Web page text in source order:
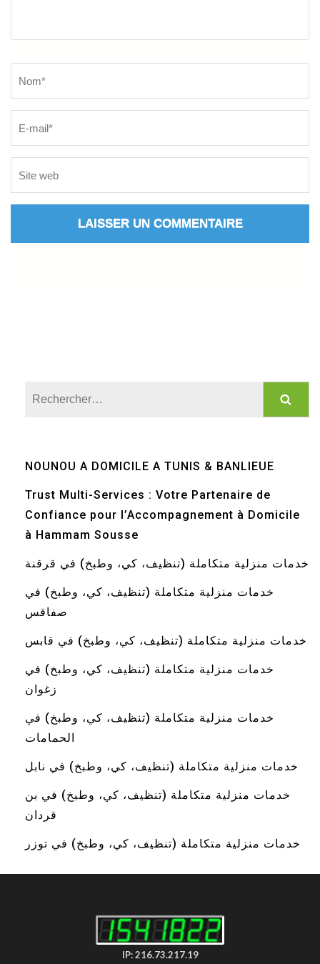
NOUNOU A DOMICILE A TUNIS & BANLIEUE
Trust Multi-Services : Votre Partenaire de
Confiance pour l’Accompagnement à Domicile
à Hammam Sousse
خدمات منزلية متكاملة (تنظيف، كي، وطبخ) في قرقنة
خدمات منزلية متكاملة (تنظيف، كي، وطبخ) في
صفاقس
خدمات منزلية متكاملة (تنظيف، كي، وطبخ) في قابس
خدمات منزلية متكاملة (تنظيف، كي، وطبخ) في
زغوان
خدمات منزلية متكاملة (تنظيف، كي، وطبخ) في
الحمامات
خدمات منزلية متكاملة (تنظيف، كي، وطبخ) في نابل
خدمات منزلية متكاملة (تنظيف، كي، وطبخ) في بن
قردان
خدمات منزلية متكاملة (تنظيف، كي، وطبخ) في توزر
IP: 216.73.217.19